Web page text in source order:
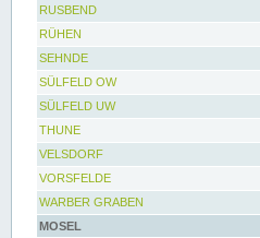
RUSBEND
RÜHEN
SEHNDE
SÜLFELD OW
SÜLFELD UW
THUNE
VELSDORF
VORSFELDE
WARBER GRABEN
MOSEL